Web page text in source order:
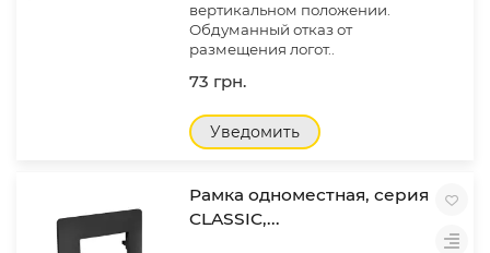
вертикальном положении.
Обдуманный отказ от
размещения логот..
73 грн.
Уведомить
Рамка одноместная, серия
CLASSIC,...